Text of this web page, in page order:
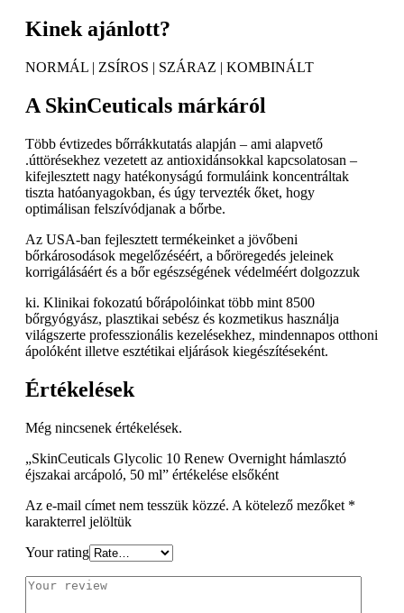
Kinek ajánlott?
NORMÁL | ZSÍROS | SZÁRAZ | KOMBINÁLT
A SkinCeuticals márkáról
Több évtizedes bőrrákkutatás alapján – ami alapvető
.úttörésekhez vezetett az antioxidánsokkal kapcsolatosan –
kifejlesztett nagy hatékonyságú formuláink koncentráltak
tiszta hatóanyagokban, és úgy tervezték őket, hogy
optimálisan felszívódjanak a bőrbe.
Az USA-ban fejlesztett termékeinket a jövőbeni
bőrkárosodások megelőzéséért, a bőröregedés jeleinek
korrigálásáért és a bőr egészségének védelméért dolgozzuk
ki. Klinikai fokozatú bőrápolóinkat több mint 8500
bőrgyógyász, plasztikai sebész és kozmetikus használja
világszerte professzionális kezelésekhez, mindennapos otthoni
ápolóként illetve esztétikai eljárások kiegészítéseként.
Értékelések
Még nincsenek értékelések.
„SkinCeuticals Glycolic 10 Renew Overnight hámlasztó
éjszakai arcápoló, 50 ml” értékelése elsőként
Az e-mail címet nem tesszük közzé. A kötelező mezőket *
karakterrel jelöltük
Your rating